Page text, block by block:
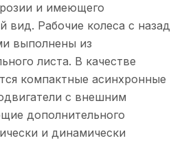
и имеющего
вид. Рабочие колеса с назад
выполнены из
листа. В качестве
компактные асинхронные
с внешним
дополнительного
и динамически